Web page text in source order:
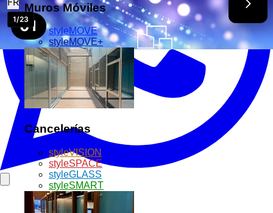
Muros Móviles
styleMOVE
styleMOVE+
Cancelerías
styleVISION
styleSPACE
styleGLASS
styleSMART